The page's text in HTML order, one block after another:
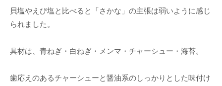
貝塩やえび塩と比べると「さかな」の主張は弱いように感じ
られました。
具材は、青ねぎ・白ねぎ・メンマ・チャーシュー・海苔。
歯応えのあるチャーシューと醤油系のしっかりとした味付け